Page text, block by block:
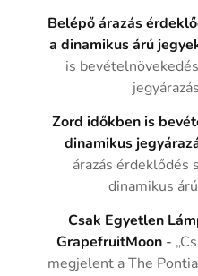
Belépő árazás
a dinamikus árú
is
Zord időkben is
dinamikus
árazás érdeklődés
dinamikus
Csak Egyetlen
GrapefruitMoon -
megjelent a The